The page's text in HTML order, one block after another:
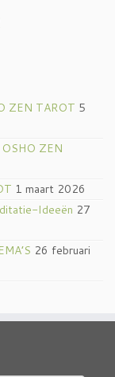
ZEN TAROT 5
ZEN
1 maart 2026
Ideeën 27
26 februari